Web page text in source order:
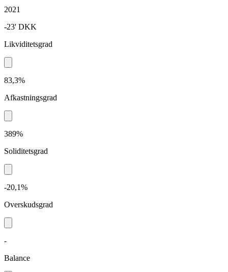
2021
-23' DKK
Likviditetsgrad
83,3%
Afkastningsgrad
389%
Soliditetsgrad
-20,1%
Overskudsgrad
-
Balance